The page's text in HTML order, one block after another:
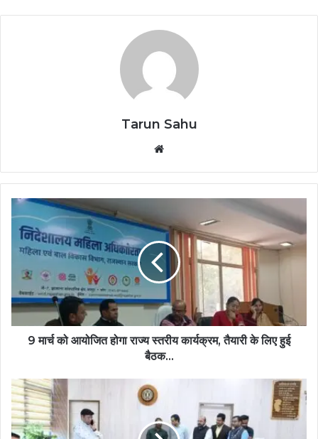
Tarun Sahu
9 मार्च को आयोजित होगा राज्य स्तरीय कार्यक्रम, तैयारी के लिए हुई
बैठक...